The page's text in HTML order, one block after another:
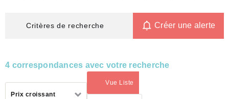
Critères de recherche Créer une alerte
4 correspondances avec votre recherche
Prix croissant
Vue Liste
(activé)